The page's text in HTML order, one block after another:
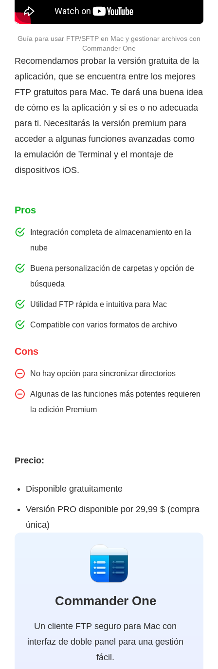
Guía para usar FTP/SFTP en Mac y gestionar archivos con
Commander One
Recomendamos probar la versión gratuita de la
aplicación, que se encuentra entre los mejores
FTP gratuitos para Mac. Te dará una buena idea
de cómo es la aplicación y si es o no adecuada
para ti. Necesitarás la versión premium para
acceder a algunas funciones avanzadas como
la emulación de Terminal y el montaje de
dispositivos iOS.
Pros
Integración completa de almacenamiento en la
nube
Buena personalización de carpetas y opción de
búsqueda
Utilidad FTP rápida e intuitiva para Mac
Compatible con varios formatos de archivo
Cons
No hay opción para sincronizar directorios
Algunas de las funciones más potentes requieren
la edición Premium
Precio:
Disponible gratuitamente
Versión PRO disponible por 29,99 $ (compra
única)
Commander One
Un cliente FTP seguro para Mac con
interfaz de doble panel para una gestión
fácil.